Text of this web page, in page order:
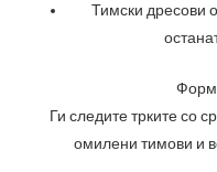
Тимски дресови
Ги следите трките со
омилени тимови и